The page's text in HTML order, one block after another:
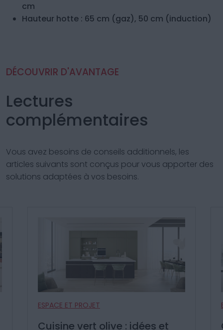
cm
Hauteur hotte : 65 cm (gaz), 50 cm (induction)
DÉCOUVRIR D'AVANTAGE
Lectures
complémentaires
Vous avez besoins de conseils additionnels, les
articles suivants sont conçus pour vous apporter des
solutions adaptées à vos besoins.
ESPACE ET PROJET
Cuisine gris anthracite : idées